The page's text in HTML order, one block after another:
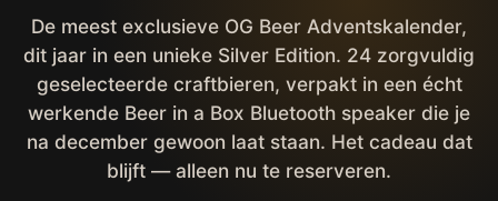
De meest exclusieve OG Beer Adventskalender,
dit jaar in een unieke Silver Edition. 24 zorgvuldig
geselecteerde craftbieren, verpakt in een écht
werkende Beer in a Box Bluetooth speaker die je
na december gewoon laat staan. Het cadeau dat
blijft — alleen nu te reserveren.